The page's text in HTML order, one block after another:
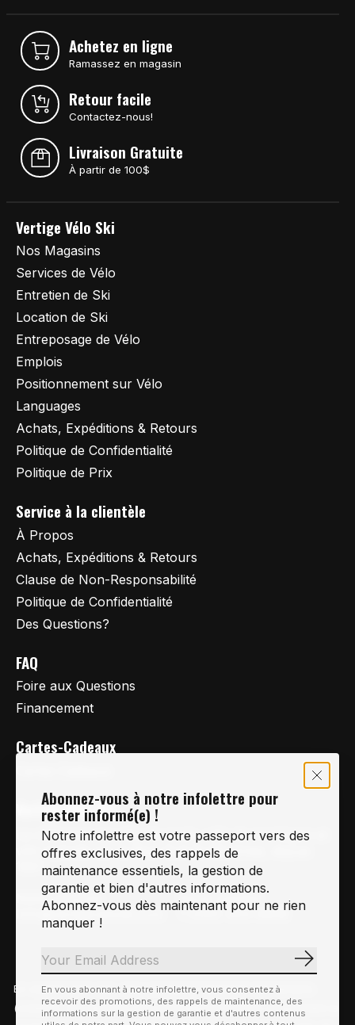
Achetez en ligne
Ramassez en magasin
Retour facile
Contactez-nous!
Livraison Gratuite
À partir de 100$
Vertige Vélo Ski
Nos Magasins
Services de Vélo
Entretien de Ski
Location de Ski
Entreposage de Vélo
Emplois
Positionnement sur Vélo
Languages
Achats, Expéditions & Retours
Politique de Confidentialité
Politique de Prix
Service à la clientèle
À Propos
Achats, Expéditions & Retours
Clause de Non-Responsabilité
Politique de Confidentialité
Des Questions?
FAQ
Foire aux Questions
Financement
Cartes-Cadeaux
Vertige Vélo Ski
La référence en vélo de route, vélo de montagne et
vélo hybride sur la Rive-Sud de Montréal, depuis
1997.
Notre courriel
Info@vertigeveloski.com
Nous Joindre
1 (450) 464-8808
© Copyright 2026 Vertige Vélo SkiFil RSS
Abonnez-vous à notre infolettre pour
rester informé(e) !
Notre infolettre est votre passeport vers des
offres exclusives, des rappels de
maintenance essentiels, la gestion de
garantie et bien d'autres informations.
Abonnez-vous dès maintenant pour ne rien
manquer !
En vous abonnant à notre infolettre, vous consentez à
recevoir des promotions, des rappels de maintenance, des
informations sur la gestion de garantie et d'autres contenus
En visitant notre site, vous acceptez l'utilisation des témoins
(cookies). Ces derniers nous permettent de mieux comprendre la